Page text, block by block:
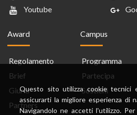
Youtube
Award
Regolamento
Brief
Giuria
Partners
Campus
Programma
Partecipa
Sostieni
Questo sito utilizza cookie
assicurarti la migliore esperienza di
Navigandolo ne accetti l'utilizzo.